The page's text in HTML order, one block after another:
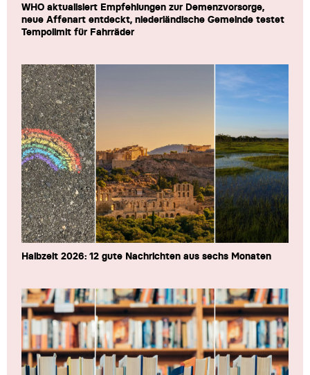
WHO aktualisiert Empfehlungen zur Demenzvorsorge,
neue Affenart entdeckt, niederländische Gemeinde testet
Tempolimit für Fahrräder
Halbzeit 2026: 12 gute Nachrichten aus sechs Monaten